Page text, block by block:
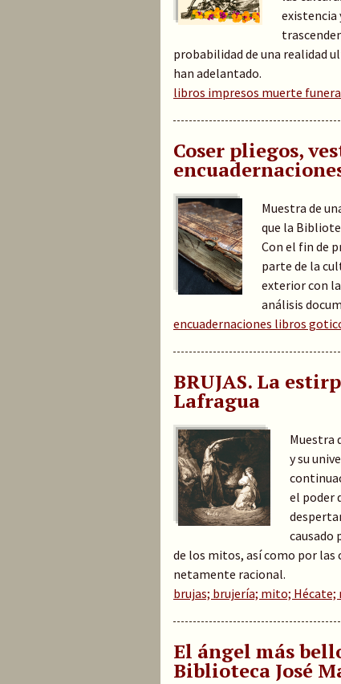
existencia
probabilidad de una realidad
han adelantado.
libros impresos muerte
Coser pliegos,
Muestra de
que la
Con el fin de
parte de la
exterior con
análisis
encuadernaciones libros
BRUJAS. La
Lafragua
Muestra
y su
el poder
causado
de los mitos, así como por las
netamente racional.
brujas; brujería; mito;
El ángel más
Biblioteca José